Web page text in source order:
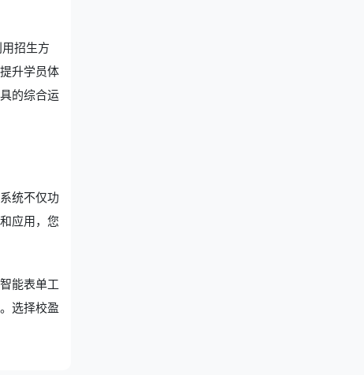
招生方
升学员体
的综合运
统不仅功
应用，您
能表单工
选择校盈